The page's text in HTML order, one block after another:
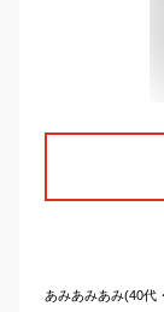
あみあみあみ(40代